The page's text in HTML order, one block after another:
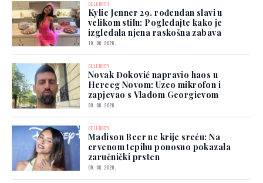
CELEBRITY
Kylie Jenner 29. rođendan slavi u
velikom stilu: Pogledajte kako je
izgledala njena raskošna zabava
10. 08. 2026.
CELEBRITY
Novak Đoković napravio haos u
Herceg Novom: Uzeo mikrofon i
zapjevao s Vladom Georgievom
09. 08. 2026.
CELEBRITY
Madison Beer ne krije sreću: Na
crvenom tepihu ponosno pokazala
zaručnički prsten
09. 08. 2026.